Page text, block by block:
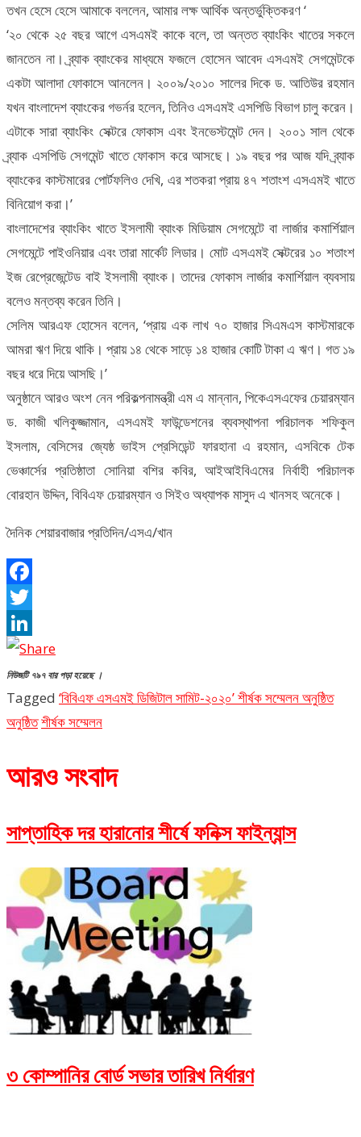
তখন হেসে হেসে আমাকে বললেন, আমার লক্ষ আর্থিক অন্তর্ভুক্তিকরণ ‘
‘২০ থেকে ২৫ বছর আগে এসএমই কাকে বলে, তা অন্তত ব্যাংকিং খাতের সকলে
জানতেন না। ব্র্যাক ব্যাংকের মাধ্যমে ফজলে হোসেন আবেদ এসএমই সেগমেন্টকে
একটা আলাদা ফোকাসে আনলেন। ২০০৯/২০১০ সালের দিকে ড. আতিউর রহমান
যখন বাংলাদেশ ব্যাংকের গভর্নর হলেন, তিনিও এসএমই এসপিডি বিভাগ চালু করেন।
এটাকে সারা ব্যাংকিং সেক্টরে ফোকাস এবং ইনভেস্টমেন্ট দেন। ২০০১ সাল থেকে
ব্র্যাক এসপিডি সেগমেন্ট খাতে ফোকাস করে আসছে। ১৯ বছর পর আজ যদি ব্র্যাক
ব্যাংকের কাস্টমারের পোর্টফলিও দেখি, এর শতকরা প্রায় ৪৭ শতাংশ এসএমই খাতে
বিনিয়োগ করা।’
বাংলাদেশের ব্যাংকিং খাতে ইসলামী ব্যাংক মিডিয়াম সেগমেন্টে বা লার্জার কমার্শিয়াল
সেগমেন্টে পাইওনিয়ার এবং তারা মার্কেট লিডার। মোট এসএমই সেক্টরের ১০ শতাংশ
ইজ রেপ্রেজেন্টেড বাই ইসলামী ব্যাংক। তাদের ফোকাস লার্জার কমার্শিয়াল ব্যবসায়
বলেও মন্তব্য করেন তিনি।
সেলিম আরএফ হোসেন বলেন, ‘প্রায় এক লাখ ৭০ হাজার সিএমএস কাস্টমারকে
আমরা ঋণ দিয়ে থাকি। প্রায় ১৪ থেকে সাড়ে ১৪ হাজার কোটি টাকা এ ঋণ। গত ১৯
বছর ধরে দিয়ে আসছি।’
অনুষ্ঠানে আরও অংশ নেন পরিকল্পনামন্ত্রী এম এ মান্নান, পিকেএসএফের চেয়ারম্যান
ড. কাজী খলিকুজ্জামান, এসএমই ফাউন্ডেশনের ব্যবস্থাপনা পরিচালক শফিকুল
ইসলাম, বেসিসের জ্যেষ্ঠ ভাইস প্রেসিডেন্ট ফারহানা এ রহমান, এসবিকে টেক
ভেঞ্চার্সের প্রতিষ্ঠাতা সোনিয়া বশির কবির, আইআইবিএমের নির্বাহী পরিচালক
বোরহান উদ্দিন, বিবিএফ চেয়ারম্যান ও সিইও অধ্যাপক মাসুদ এ খানসহ অনেকে।
দৈনিক শেয়ারবাজার প্রতিদিন/এসএ/খান
Facebook
Twitter
LinkedIn
নিউজটি ৭৯৭ বার পড়া হয়েছে ।
Tagged ‘বিবিএফ এসএমই ডিজিটাল সামিট-২০২০’ শীর্ষক সম্মেলন অনুষ্ঠিত
অনুষ্ঠিতশীর্ষক সম্মেলন
আরও সংবাদ
সাপ্তাহিক দর হারানোর শীর্ষে ফনিক্স ফাইন্যান্স
৩ কোম্পানির বোর্ড সভার তারিখ নির্ধারণ